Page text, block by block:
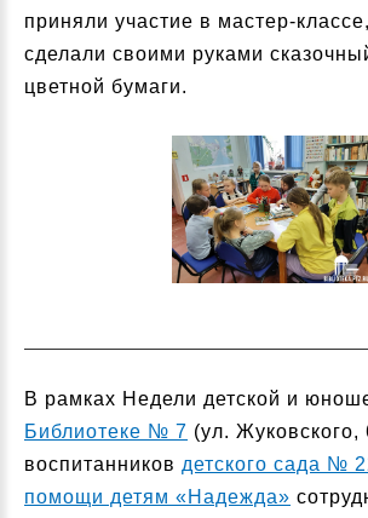
приняли участие в мастер-
сделали своими руками
цветной бумаги.
В рамках Недели детской и
Библиотеке № 7 (ул. Жуковского,
воспитанников детского сада №
помощи детям «Надежда»